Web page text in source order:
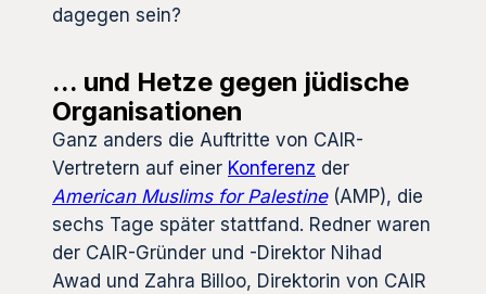
dagegen sein?
… und Hetze gegen jüdische
Organisationen
Ganz anders die Auftritte von CAIR-
Vertretern auf einer Konferenz der
American Muslims for Palestine (AMP), die
sechs Tage später stattfand. Redner waren
der CAIR-Gründer und -Direktor Nihad
Awad und Zahra Billoo, Direktorin von CAIR